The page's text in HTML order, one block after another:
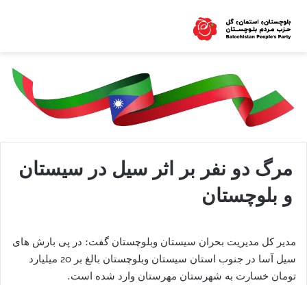
مرگ دو نفر بر اثر سیل در سیستان
و بلوچستان
مدیر کل مدیریت بحران سیستان وبلوچستان گفت: در پی بارش های
سیل آسا در جنوب استان سیستان وبلوچستان بالغ بر 20 میلیارد
تومان خسارت به شهرستان مهرستان وارد شده است.